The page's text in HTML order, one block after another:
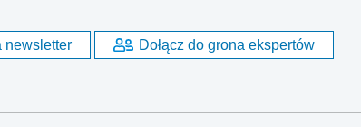
newsletter Dołącz do grona ekspertów